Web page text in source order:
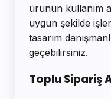
ürünün kullanım
uygun şekilde
tasarım
geçebilirsiniz.
Toplu Sipariş